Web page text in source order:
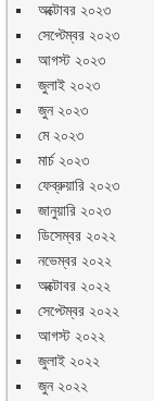
অক্টোবর ২০২৩
সেপ্টেম্বর ২০২৩
আগস্ট ২০২৩
জুলাই ২০২৩
জুন ২০২৩
মে ২০২৩
মার্চ ২০২৩
ফেব্রুয়ারি ২০২৩
জানুয়ারি ২০২৩
ডিসেম্বর ২০২২
নভেম্বর ২০২২
অক্টোবর ২০২২
সেপ্টেম্বর ২০২২
আগস্ট ২০২২
জুলাই ২০২২
জুন ২০২২